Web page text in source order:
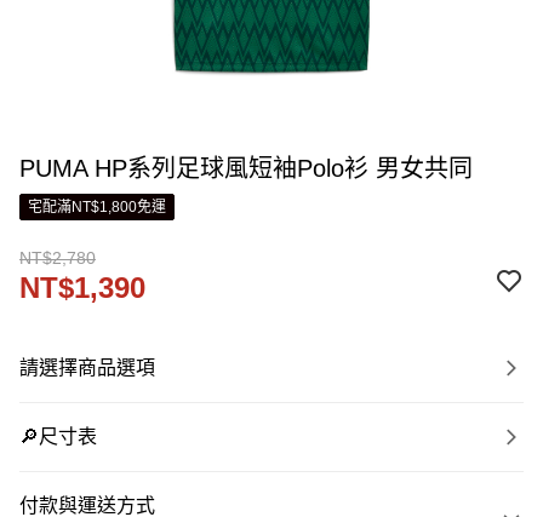
PUMA HP系列足球風短袖Polo衫 男女共同
宅配滿NT$1,800免運
NT$2,780
NT$1,390
請選擇商品選項
🔎尺寸表
付款與運送方式